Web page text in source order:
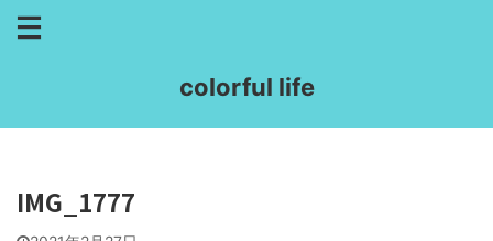
colorful life
IMG_1777